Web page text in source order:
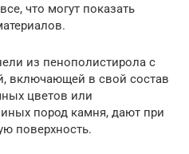
что могут показать
из пенополистирола с
включающей в свой состав
цветов или
пород камня, дают при
поверхность.